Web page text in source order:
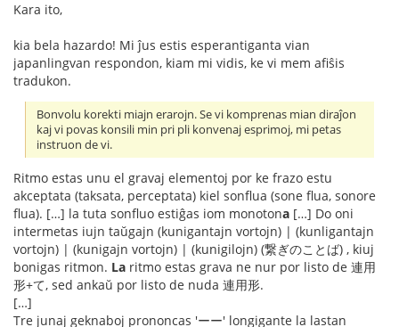
Kara ito,
kia bela hazardo! Mi ĵus estis esperantiganta vian
japanlingvan respondon, kiam mi vidis, ke vi mem afiŝis
tradukon.
Bonvolu korekti miajn erarojn. Se vi komprenas mian diraĵon
kaj vi povas konsili min pri pli konvenaj esprimoj, mi petas
instruon de vi.
Ritmo estas unu el gravaj elementoj por ke frazo estu
akceptata (taksata, perceptata) kiel sonflua (sone flua, sonore
flua). […] la tuta sonfluo estiĝas iom monotona […] Do oni
intermetas iujn taŭgajn (kunigantajn vortojn) | (kunligantajn
vortojn) | (kunigajn vortojn) | (kunigilojn) (繋ぎのことば) , kiuj
bonigas ritmon. La ritmo estas grava ne nur por listo de 連用
形+て, sed ankaŭ por listo de nuda 連用形.
[…]
Tre junaj geknaboj prononcas 'ーー' longigante la lastan